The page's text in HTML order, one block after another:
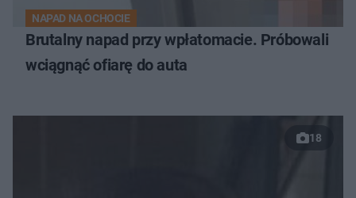
NAPAD NA OCHOCIE
Brutalny napad przy wpłatomacie. Próbowali
wciągnąć ofiarę do auta
18